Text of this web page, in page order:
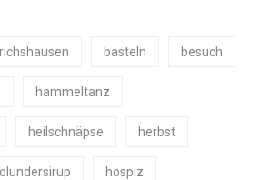
basteln besuch
hammeltanz
heilschnäpse herbst
hospiz